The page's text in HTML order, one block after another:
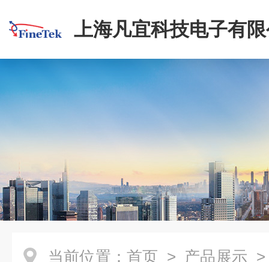
上海凡宜科技电子有
当前位置： 首页 > 产品展示